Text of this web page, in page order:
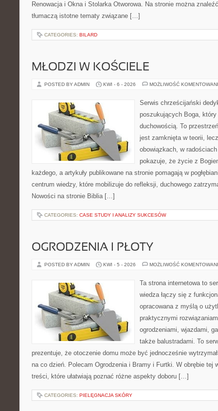
Renowacja i Okna i Stolarka Otworowa. Na stronie można
tłumaczą istotne tematy związane […]
CATEGORIES: BILARD
MŁODZI W KOŚCIELE
POSTED BY ADMIN KWI - 6 - 2026 MOŻLIWOŚĆ
Serwis chrześcijański
poszukujących Boga,
duchowością. To
jest zamknięta w teorii,
obowiązkach, w
pokazuje, że życie z
każdego, a artykuły publikowane na stronie pomagają w
centrum wiedzy, które mobilizuje do refleksji, duchowego
Nowości na stronie Biblia […]
CATEGORIES: CASE STUDY I ANALIZY SUKCESÓW
OGRODZENIA I PŁOTY
POSTED BY ADMIN KWI - 5 - 2026 MOŻLIWOŚĆ
Ta strona internetowa to
wiedza łączy się z
opracowana z myślą o
praktycznymi
ogrodzeniami, wjazdami,
także balustradami. To
prezentuje, że otoczenie domu może być jednocześnie
na co dzień. Polecam Ogrodzenia i Bramy i Furtki. W obrębie tej
treści, które ułatwiają poznać różne aspekty doboru […]
CATEGORIES: PIELĘGNACJA SKÓRY